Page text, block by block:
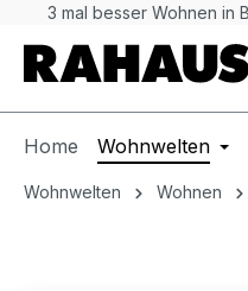
Hauptinhalt springen
Zur Suche springen
Zur Hauptnavigation
3 mal besser Wohnen in
Home Wohnwelten
Wohnwelten Wohnen